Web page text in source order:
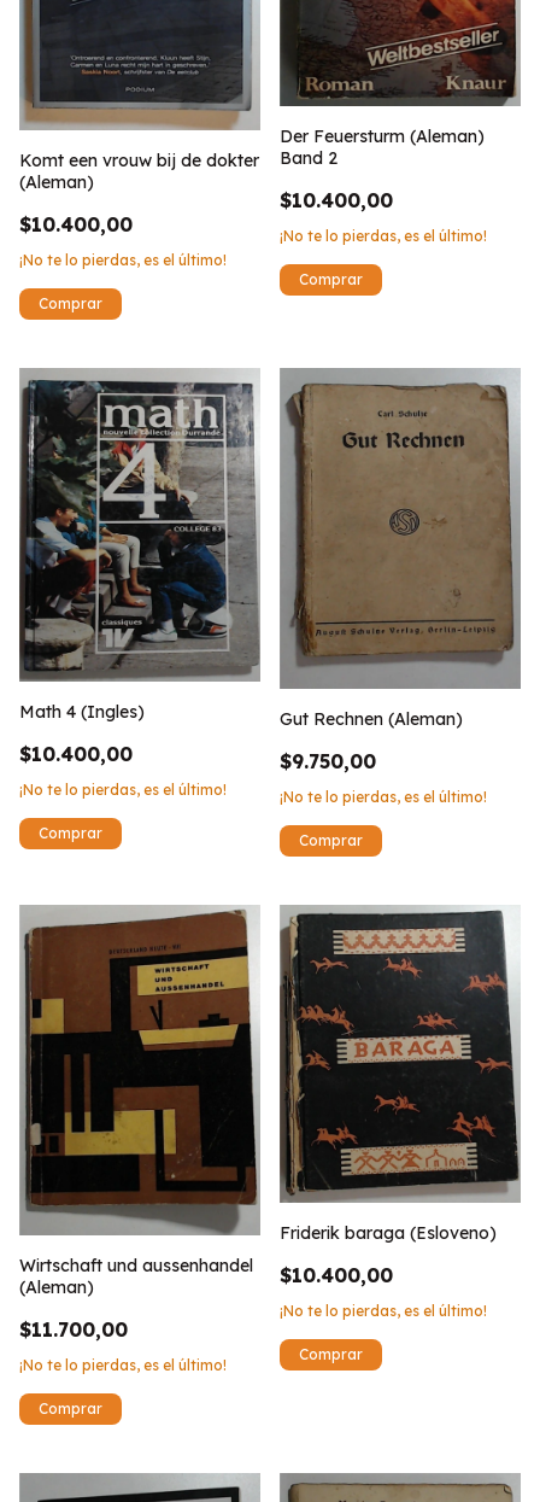
Komt een vrouw bij de dokter
(Aleman)
$10.400,00
¡No te lo pierdas, es el último!
Der Feuersturm (Aleman)
Band 2
$10.400,00
¡No te lo pierdas, es el último!
Math 4 (Ingles)
$10.400,00
¡No te lo pierdas, es el último!
Gut Rechnen (Aleman)
$9.750,00
¡No te lo pierdas, es el último!
Wirtschaft und aussenhandel
(Aleman)
$11.700,00
¡No te lo pierdas, es el último!
Friderik baraga (Esloveno)
$10.400,00
¡No te lo pierdas, es el último!